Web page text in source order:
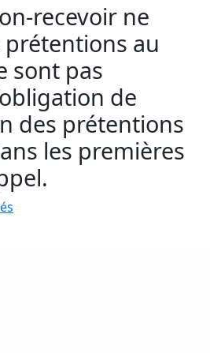
recevoir ne
au
sont pas
de
des prétentions
les premières